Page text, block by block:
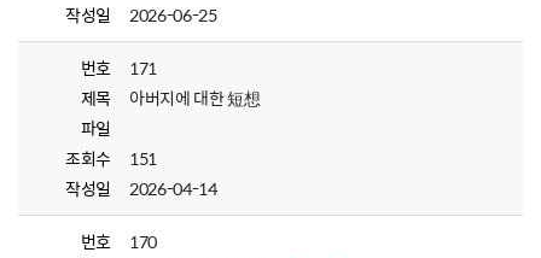
작성일
2026-06-25
번호
171
제목
아버지에 대한 短想
파일
조회수
151
작성일
2026-04-14
번호
170